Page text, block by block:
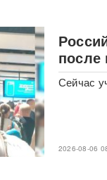
после
Сейчас
2026-08-06